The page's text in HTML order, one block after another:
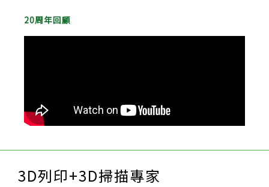
20周年回顧
3D列印+3D掃描專家